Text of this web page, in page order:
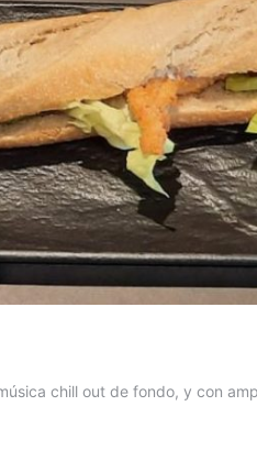
chill out de fondo, y con